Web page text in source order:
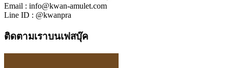
Email : info@kwan-amulet.com
Line ID : @kwanpra
ติดตามเราบนเฟสบุ๊ค